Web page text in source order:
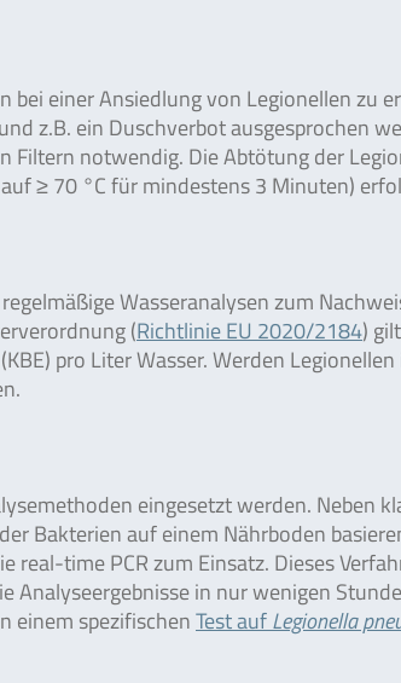
einer Ansiedlung von Legionellen zu
z.B. ein Duschverbot ausgesprochen
Filtern notwendig. Die Abtötung der
≥ 70 °C für mindestens 3 Minuten)
Wasseranalysen zum
(Richtlinie EU 2020/2184)
pro Liter Wasser. Werden
eingesetzt werden. Neben
Bakterien auf einem Nährboden
time PCR zum Einsatz. Dieses
Analyseergebnisse in nur wenigen
einem spezifischenTest aufLegionella